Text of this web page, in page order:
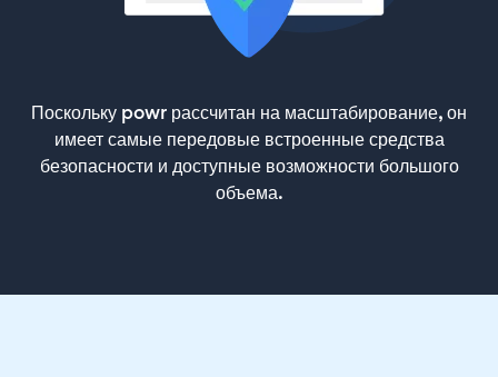
Поскольку powr рассчитан на масштабирование, он
имеет самые передовые встроенные средства
безопасности и доступные возможности большого
объема.